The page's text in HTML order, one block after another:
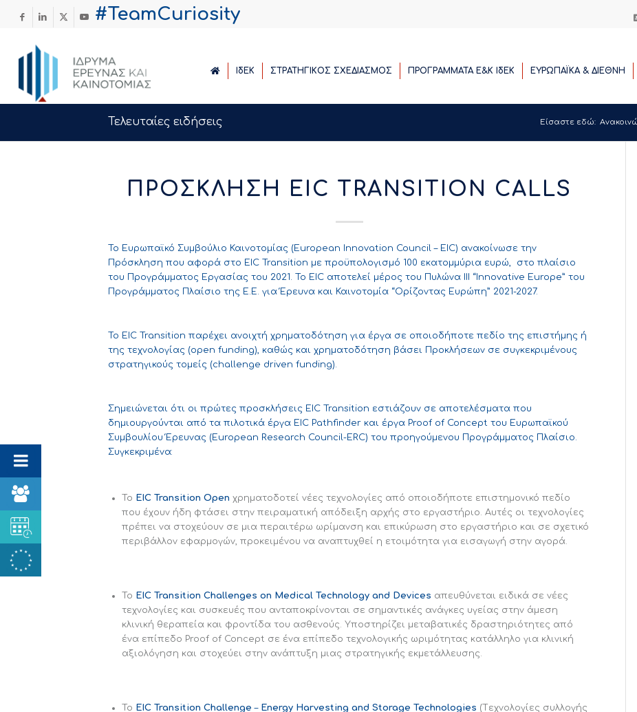
#TeamCuriosity
ΙδΕΚ ΣΤΡΑΤΗΓΙΚΟΣ ΣΧΕΔΙΑΣΜΟΣ ΠΡΟΓΡΑΜΜΑΤΑ E&K ΙδΕΚ ΕΥΡΩΠΑΪΚΑ & ΔΙΕΘΝΗ
Τελευταίες ειδήσεις Είσαστε εδώ:
ΠΡΟΣΚΛΗΣΗ EIC TRANSITION CALLS
Το Ευρωπαϊκό Συμβούλιο Καινοτομίας (European Innovation Council – EIC) ανακοίνωσε την
Πρόσκληση που αφορά στο EIC Transition με προϋπολογισμό 100 εκατομμύρια ευρώ, στο πλαίσιο
του Προγράμματος Εργασίας του 2021. Το EIC αποτελεί μέρος του Πυλώνα IIΙ “Innovative Europe” του
Προγράμματος Πλαίσιο της Ε.Ε. για Έρευνα και Καινοτομία “Ορίζοντας Ευρώπη” 2021-2027.
Το EIC Transition παρέχει ανοιχτή χρηματοδότηση για έργα σε οποιοδήποτε πεδίο της επιστήμης ή
της τεχνολογίας (open funding), καθώς και χρηματοδότηση βάσει Προκλήσεων σε συγκεκριμένους
στρατηγικούς τομείς (challenge driven funding).
Σημειώνεται ότι οι πρώτες προσκλήσεις EIC Transition εστιάζουν σε αποτελέσματα που
δημιουργούνται από τα πιλοτικά έργα EIC Pathfinder και έργα Proof of Concept του Ευρωπαϊκού
Συμβουλίου Έρευνας (European Research Council-ERC) του προηγούμενου Προγράμματος Πλαίσιο.
Συγκεκριμένα:
Το EIC Transition Open χρηματοδοτεί νέες τεχνολογίες από οποιοδήποτε επιστημονικό πεδίο
που έχουν ήδη φτάσει στην πειραματική απόδειξη αρχής στο εργαστήριο. Αυτές οι τεχνολογίες
πρέπει να στοχεύουν σε μια περαιτέρω ωρίμανση και επικύρωση στο εργαστήριο και σε σχετικό
περιβάλλον εφαρμογών, προκειμένου να αναπτυχθεί η ετοιμότητα για εισαγωγή στην αγορά.
Το EIC Transition Challenges on Medical Technology and Devices απευθύνεται ειδικά σε νέες
τεχνολογίες και συσκευές που ανταποκρίνονται σε σημαντικές ανάγκες υγείας στην άμεση
κλινική θεραπεία και φροντίδα του ασθενούς. Υποστηρίζει μεταβατικές δραστηριότητες από
ένα επίπεδο Proof of Concept σε ένα επίπεδο τεχνολογικής ωριμότητας κατάλληλο για κλινική
αξιολόγηση και στοχεύει στην ανάπτυξη μιας στρατηγικής εκμετάλλευσης.
Το EIC Transition Challenge – Energy Harvesting and Storage Technologies (Tεχνολογίες συλλογής